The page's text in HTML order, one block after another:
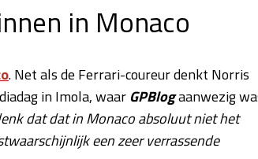
in Monaco
. Net als de Ferrari-coureur denkt Norris
in Imola, waar GPBlogaanwezig
dat dat in Monaco absoluut niet het
een zeer verrassende